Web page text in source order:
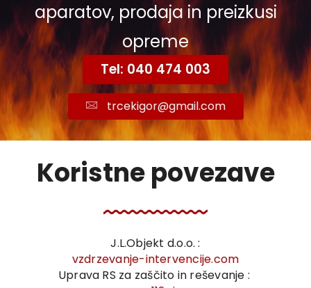
aparatov, prodaja in preizkusi
opreme
Tel: 040 474 003
trcekigor@gmail.com
Koristne povezave
J.L.Objekt d.o.o. :
vzdrzevanje-intervencije.com
Uprava RS za zaščito in reševanje :